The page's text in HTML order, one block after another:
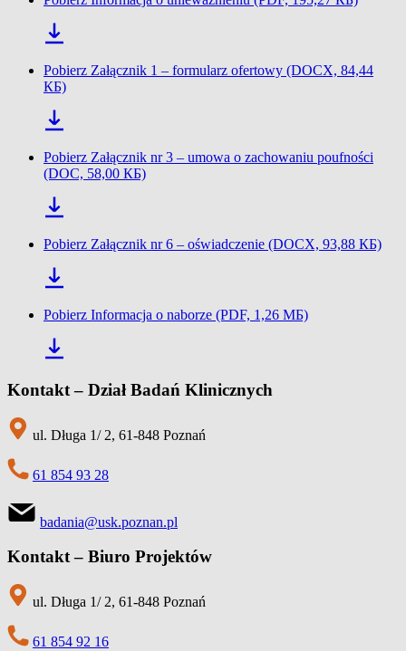
Pobierz Załącznik 1 – formularz ofertowy (DOCX, 84,44
КБ)
Pobierz Załącznik nr 3 – umowa o zachowaniu poufności
(DOC, 58,00 КБ)
Pobierz Załącznik nr 6 – oświadczenie (DOCX, 93,88 КБ)
Pobierz Informacja o naborze (PDF, 1,26 МБ)
Kontakt – Dział Badań Klinicznych
ul. Długa 1/ 2, 61-848 Poznań
61 854 93 28
badania@usk.poznan.pl
Kontakt – Biuro Projektów
ul. Długa 1/ 2, 61-848 Poznań
61 854 92 16